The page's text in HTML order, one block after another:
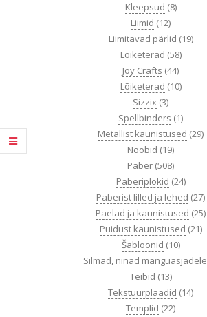
Kleepsud (8)
Liimid (12)
Liimitavad pärlid (19)
Lõiketerad (58)
Joy Crafts (44)
Lõiketerad (10)
Sizzix (3)
Spellbinders (1)
Metallist kaunistused (29)
Nööbid (19)
Paber (508)
Paberiplokid (24)
Paberist lilled ja lehed (27)
Paelad ja kaunistused (25)
Puidust kaunistused (21)
Šabloonid (10)
Silmad, ninad mänguasjadele
Teibid (13)
Tekstuurplaadid (14)
Templid (22)